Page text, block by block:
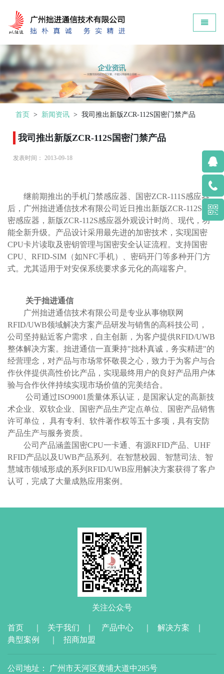
Zokin - go to homepage
Toggle
首页 > 新闻资讯 > 我司推出新版ZCR-112S国密门禁产品
我司推出新版ZCR-112S国密门禁产品
发表时间： 2013-09-18
继前期推出的手机门禁感应器、国密ZCR-111S感应器
后，广州拙进通信技术有限公司近日推出新版ZCR-112S国
密感应器，新版ZCR-112S感应器外观设计时尚、现代，功
能全新升级。产品设计采用最先进的加密技术，实现国密
CPU卡片读取及密钥管理与国密安全认证流程。支持国密
CPU、RFID-SIM（如NFC手机）、密码开门等多种开门方
式。尤其适用于对安保系统要求多元化的高端客户。
关于拙进通信
广州拙进通信技术有限公司是专业从事物联网
RFID/UWB领域解决方案产品研发与销售的高科技公司，
公司坚持贴近客户需求，自主创新，为客户提供RFID/UWB
整体解决方案。拙进通信一直秉持"拙朴真诚，务实精进"的
经营理念，对产品与市场常怀敬畏之心，致力于为客户与合
作伙伴提供高性价比产品，实现最终用户的良好产品用户体
验与合作伙伴持续实现市场价值的完美结合。
公司通过ISO9001质量体系认证，是国家认定的高新技
术企业、双软企业、国密产品生产定点单位、国密产品销售
许可单位， 具有专利、软件著作权等五十多项，具有安防
产品生产与服务资质。
公司产品涵盖国密CPU一卡通、有源RFID产品、UHF
RFID产品以及UWB产品系列。在智慧校园、智慧司法、智
慧城市领域形成的系列RFID/UWB应用解决方案获得了客户
认可，完成了大量成熟应用案例。
关注公众号
首页 关于我们 产品中心 解决方案
典型案例
招商加盟
公司地址： 广州市天河区黄埔大道中285号